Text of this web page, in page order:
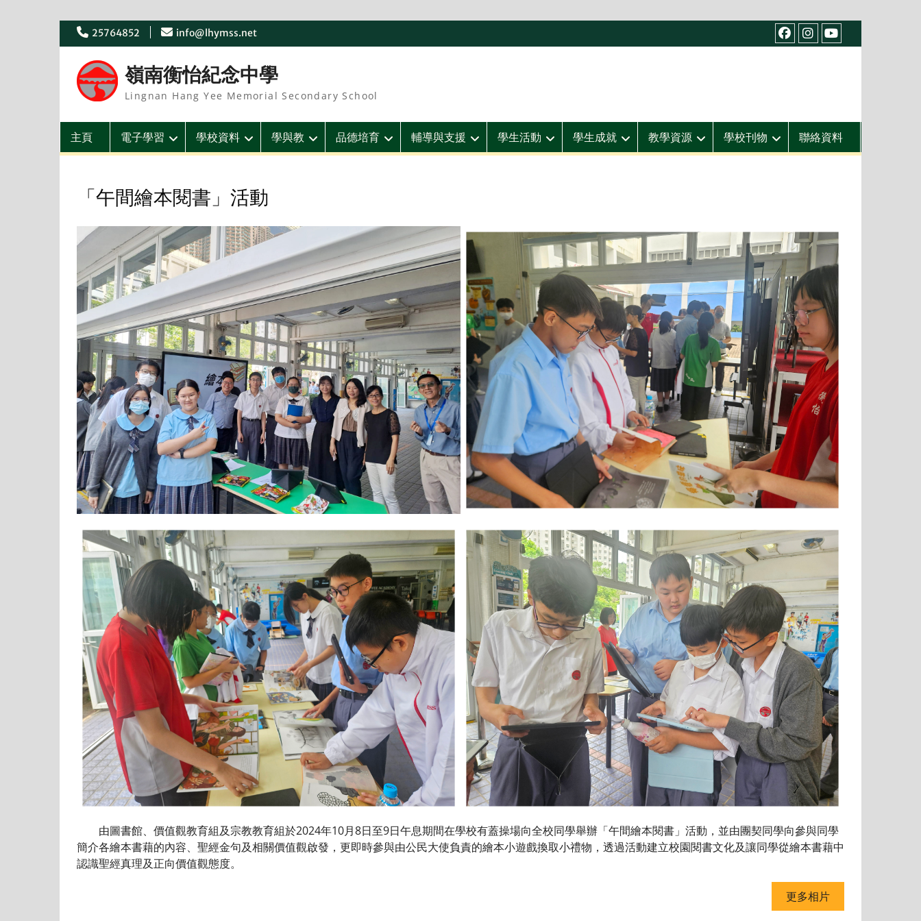
Skip
25764852
info@lhymss.net
facebook
IG youtube
嶺南衡怡紀念中學
Lingnan Hang Yee Memorial Secondary School
主頁 電子學習 學校資料 學與教 品德培育 輔導與支援 學生活動 學生成就 教學資源 學校刊物 聯絡資料
「午間繪本閱書」活動
由圖書館、價值觀教育組及宗教教育組於2024年10月8日至9日午息期間在學校有蓋操場向全校同學舉辦「午間繪本閱書」活動，並由團契同學向參與同學
簡介各繪本書藉的內容、聖經金句及相關價值觀啟發，更即時參與由公民大使負責的繪本小遊戲換取小禮物，透過活動建立校園閱書文化及讓同學從繪本書藉中
認識聖經真理及正向價值觀態度。
更多相片